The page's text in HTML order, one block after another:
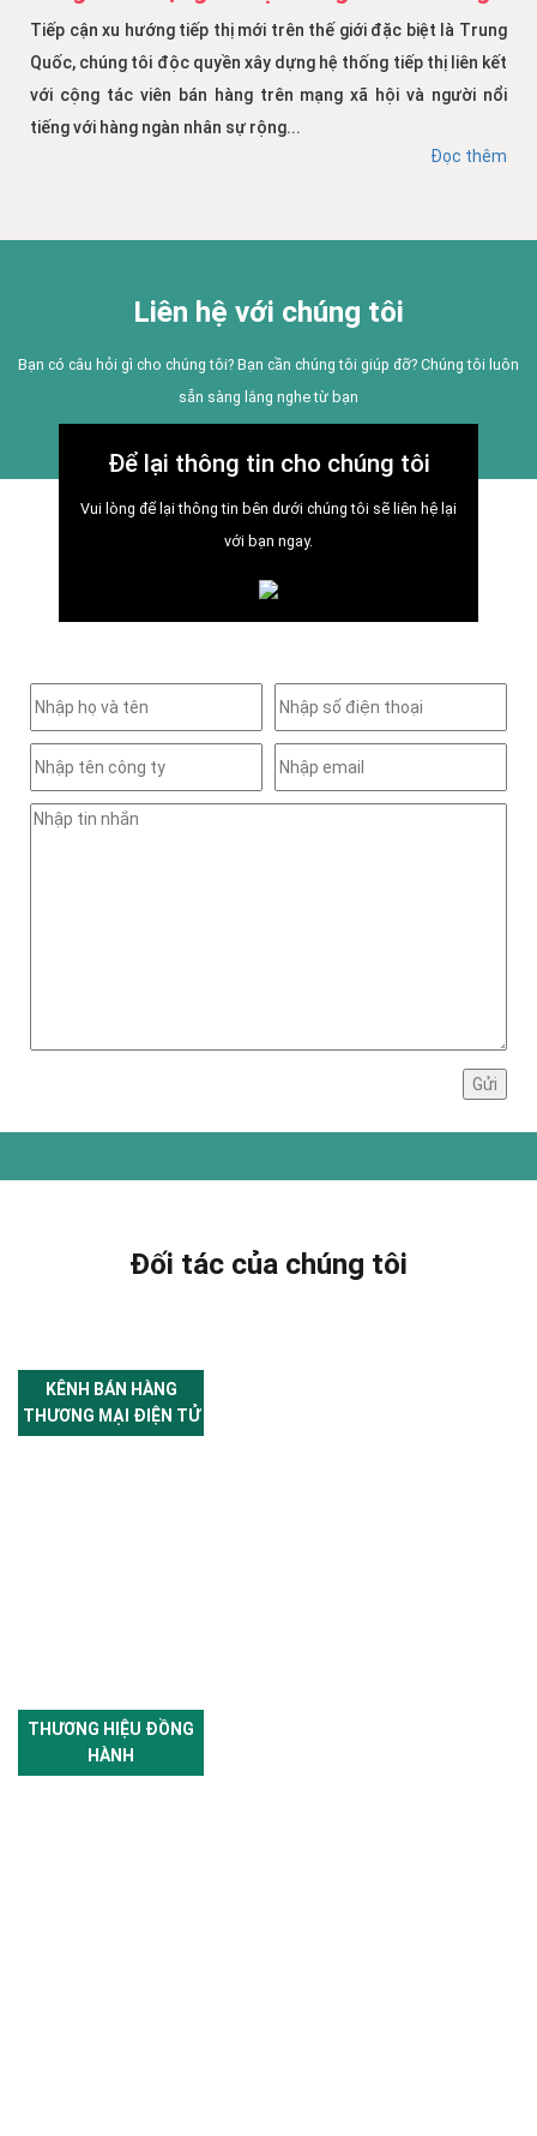
Tiếp cận xu hướng tiếp thị mới trên thế giới đặc biệt là Trung
Quốc, chúng tôi độc quyền xây dựng hệ thống tiếp thị liên kết
với cộng tác viên bán hàng trên mạng xã hội và người nổi
tiếng với hàng ngàn nhân sự rộng...
Đọc thêm
Liên hệ với chúng tôi
Bạn có câu hỏi gì cho chúng tôi? Bạn cần chúng tôi giúp đỡ? Chúng tôi luôn
sẵn sàng lắng nghe từ bạn
Để lại thông tin cho chúng tôi
Vui lòng để lại thông tin bên dưới chúng tôi sẽ liên hệ lại
với bạn ngay.
Đối tác của chúng tôi
KÊNH BÁN HÀNG
THƯƠNG MẠI ĐIỆN TỬ
THƯƠNG HIỆU ĐỒNG
HÀNH